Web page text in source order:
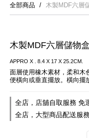
全部商品 木製MDF六層
木製MDF六層儲物盒
APPRO X . 8.4 X 17 X 25.2CM.
面層使用橡木素材，柔和木
便橫向或垂直擺放。橫向擺
全店，店舖自取服務 免
全店，大型商品配送服